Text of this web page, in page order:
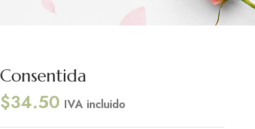
Consentida
$34.50 IVA incluido